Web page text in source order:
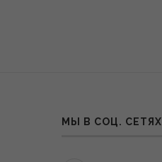
МЫ В СОЦ. СЕТЯХ